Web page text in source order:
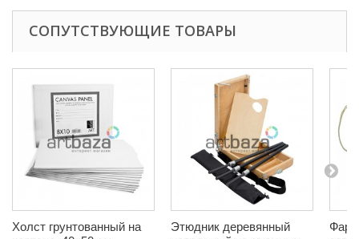
СОПУТСТВУЮЩИЕ ТОВАРЫ
Холст грунтованный на
Этюдник деревянный